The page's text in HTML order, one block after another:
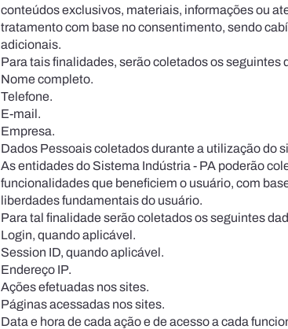
conteúdos exclusivos, materiais, informações ou
tratamento com base no consentimento, sendo
adicionais.
Para tais finalidades, serão coletados os seguintes
Nome completo.
Telefone.
E-mail.
Empresa.
Dados Pessoais coletados durante a utilização do
As entidades do Sistema Indústria - PA poderão
funcionalidades que beneficiem o usuário, com
liberdades fundamentais do usuário.
Para tal finalidade serão coletados os seguintes
Login, quando aplicável.
Session ID, quando aplicável.
Endereço IP.
Ações efetuadas nos sites.
Páginas acessadas nos sites.
Data e hora de cada ação e de acesso a cada